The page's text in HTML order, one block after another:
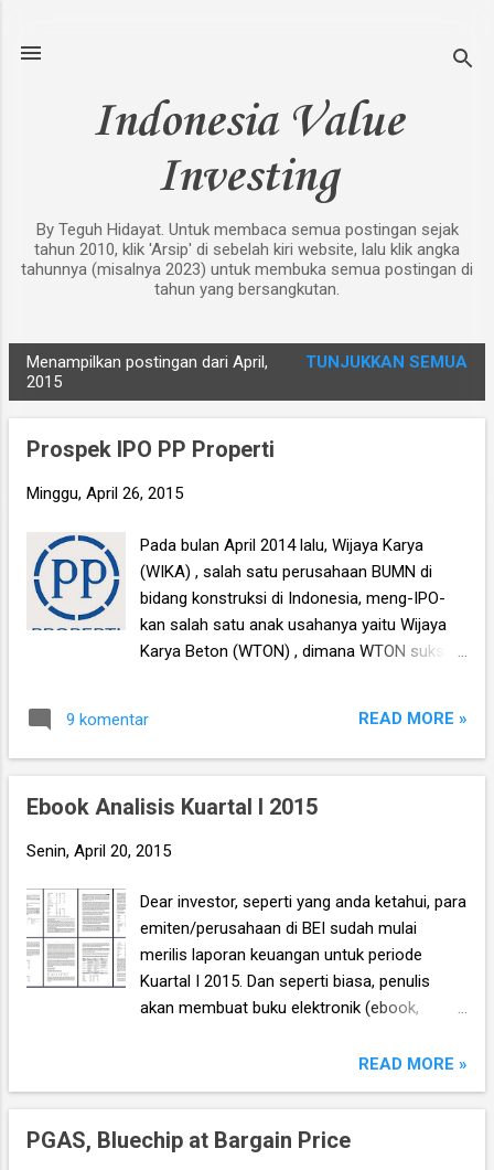
Indonesia Value
Investing
By Teguh Hidayat. Untuk membaca semua postingan sejak
tahun 2010, klik 'Arsip' di sebelah kiri website, lalu klik angka
tahunnya (misalnya 2023) untuk membuka semua postingan di
tahun yang bersangkutan.
o
Menampilkan postingan dari April,
2015
TUNJUKKAN SEMUA
Prospek IPO PP Properti
Minggu, April 26, 2015
Pada bulan April 2014 lalu, Wijaya Karya
(WIKA) , salah satu perusahaan BUMN di
bidang konstruksi di Indonesia, meng-IPO-
kan salah satu anak usahanya yaitu Wijaya
Karya Beton (WTON) , dimana WTON sukses
baru (dan menjualnya ke publik) pada harga
Rp590 per saham . Mengingat nilai ekuitas
dimana setelah dibagi 6.7 milyar lembar
maka hasilnya adalah Rp102 per saham ,
membayar saham baru WTON pada harga
yang sangat mahal, yakni nyaris 6 kali lipat
lebih tinggi (590 berbanding 102) dibanding
harga yang dibayar WIKA sebagai pemegang
9 komentar READ MORE »
Ebook Analisis Kuartal I 2015
Senin, April 20, 2015
Dear investor, seperti yang anda ketahui, para
emiten/perusahaan di BEI sudah mulai
merilis laporan keuangan untuk periode
Kuartal I 2015. Dan seperti biasa, penulis
akan membuat buku elektronik (ebook,
analisis fundamental saham, yang kali ini
didasarkan pada laporan keuangan (LK) para
emiten untuk periode Kuartal I 2015. Ebook
ini diharapkan akan menjadi panduan bagi
READ MORE »
PGAS, Bluechip at Bargain Price